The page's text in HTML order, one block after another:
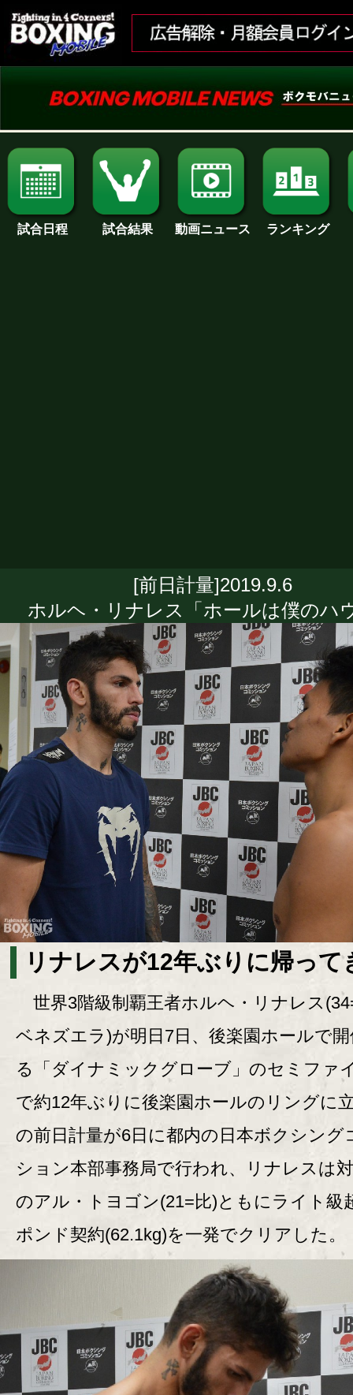
試合日程 試合結果 動画ニュース ランキング
[前日計量]2019.9.6
ホルヘ・リナレス「ホールは僕のハ
リナレスが12年ぶりに帰って
世界3階級制覇王者ホルヘ・リナレス
ベネズエラ)が明日7日、後楽園ホールで
る「ダイナミックグローブ」のセミファ
で約12年ぶりに後楽園ホールのリングに
の前日計量が6日に都内の日本ボクシング
ション本部事務局で行われ、リナレスは
のアル・トヨゴン(21=比)ともにライト級
ポンド契約(62.1kg)を一発でクリアした。